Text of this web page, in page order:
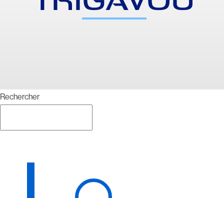
Rechercher